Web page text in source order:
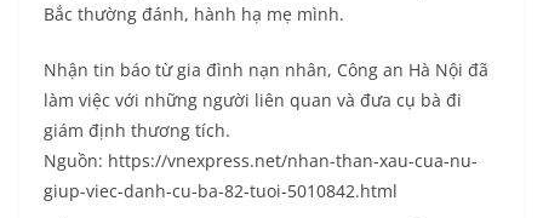
Bắc thường đánh, hành hạ mẹ mình.
Nhận tin báo từ gia đình nạn nhân, Công an Hà Nội đã
làm việc với những người liên quan và đưa cụ bà đi
giám định thương tích.
Nguồn: https://vnexpress.net/nhan-than-xau-cua-nu-
giup-viec-danh-cu-ba-82-tuoi-5010842.html